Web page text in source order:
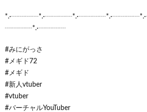
┈┈┈┈*.·┈┈┈┈
#みにがっさ
#メギド72
#メギド
#新人vtuber
#vtuber
#バーチャルYouTuber